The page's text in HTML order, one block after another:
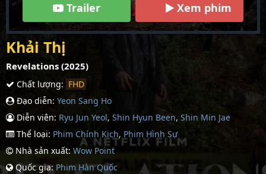
Trailer Xem phim
Khải Thị
Revelations (2025)
Chất lượng: FHD
Đạo diễn: Yeon Sang Ho
Diễn viên: Ryu Jun Yeol, Shin Hyun Been, Shin Min Jae
Thể loại: Phim Chính Kịch, Phim Hình Sự
Nhà sản xuất: Wow Point
Quốc gia: Phim Hàn Quốc